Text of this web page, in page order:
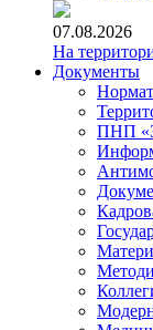
07.08.2026
На
Документы
ПНП